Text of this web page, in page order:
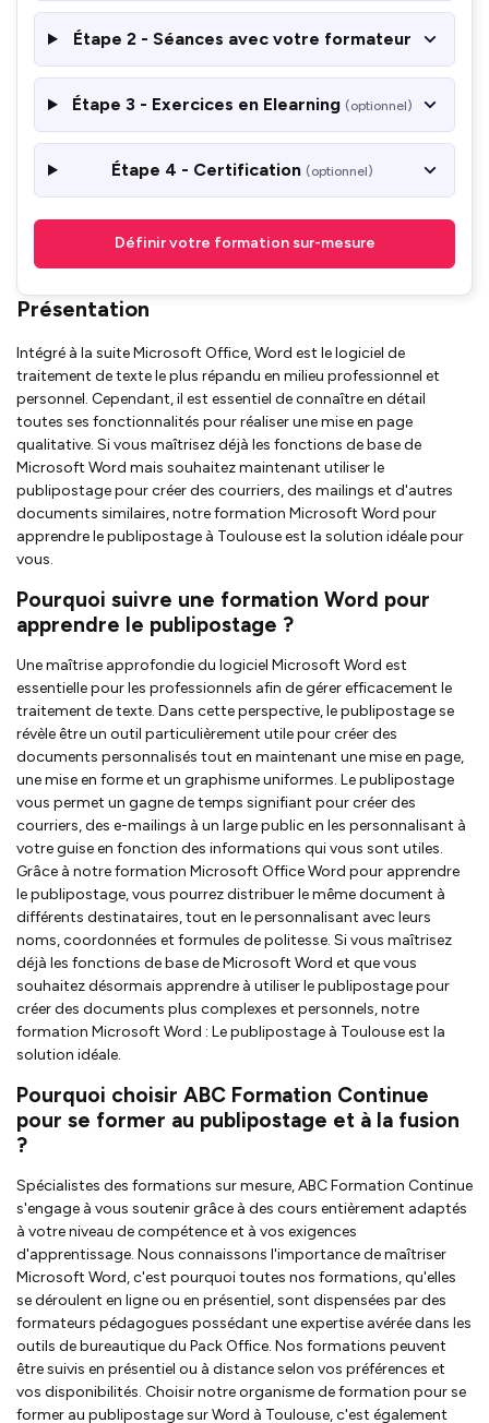
Étape 2 - Séances avec votre formateur
Étape 3 - Exercices en Elearning (optionnel)
Étape 4 - Certification (optionnel)
Définir votre formation sur-mesure
Présentation
Intégré à la suite Microsoft Office, Word est le logiciel de
traitement de texte le plus répandu en milieu professionnel et
personnel. Cependant, il est essentiel de connaître en détail
toutes ses fonctionnalités pour réaliser une mise en page
qualitative. Si vous maîtrisez déjà les fonctions de base de
Microsoft Word mais souhaitez maintenant utiliser le
publipostage pour créer des courriers, des mailings et d'autres
documents similaires, notre formation Microsoft Word pour
apprendre le publipostage à Toulouse est la solution idéale pour
vous.
Pourquoi suivre une formation Word pour
apprendre le publipostage ?
Une maîtrise approfondie du logiciel Microsoft Word est
essentielle pour les professionnels afin de gérer efficacement le
traitement de texte. Dans cette perspective, le publipostage se
révèle être un outil particulièrement utile pour créer des
documents personnalisés tout en maintenant une mise en page,
une mise en forme et un graphisme uniformes. Le publipostage
vous permet un gagne de temps signifiant pour créer des
courriers, des e-mailings à un large public en les personnalisant à
votre guise en fonction des informations qui vous sont utiles.
Grâce à notre formation Microsoft Office Word pour apprendre
le publipostage, vous pourrez distribuer le même document à
différents destinataires, tout en le personnalisant avec leurs
noms, coordonnées et formules de politesse. Si vous maîtrisez
déjà les fonctions de base de Microsoft Word et que vous
souhaitez désormais apprendre à utiliser le publipostage pour
créer des documents plus complexes et personnels, notre
formation Microsoft Word : Le publipostage à Toulouse est la
solution idéale.
Pourquoi choisir ABC Formation Continue
pour se former au publipostage et à la fusion
?
Spécialistes des formations sur mesure, ABC Formation Continue
s'engage à vous soutenir grâce à des cours entièrement adaptés
à votre niveau de compétence et à vos exigences
d'apprentissage. Nous connaissons l'importance de maîtriser
Microsoft Word, c'est pourquoi toutes nos formations, qu'elles
se déroulent en ligne ou en présentiel, sont dispensées par des
formateurs pédagogues possédant une expertise avérée dans les
outils de bureautique du Pack Office. Nos formations peuvent
être suivis en présentiel ou à distance selon vos préférences et
vos disponibilités. Choisir notre organisme de formation pour se
former au publipostage sur Word à Toulouse, c'est également